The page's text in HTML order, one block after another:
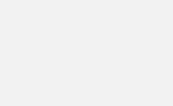
колебания звуковых